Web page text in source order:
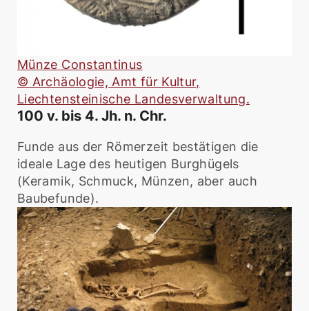
Münze Constantinus
© Archäologie, Amt für Kultur,
Liechtensteinische Landesverwaltung.
100 v. bis 4. Jh. n. Chr.
Funde aus der Römerzeit bestätigen die
ideale Lage des heutigen Burghügels
(Keramik, Schmuck, Münzen, aber auch
Baubefunde).